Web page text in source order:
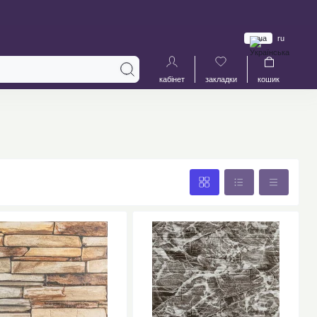
ua ru
кабінет закладки кошик